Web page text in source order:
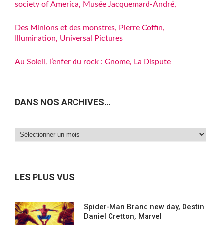
society of America, Musée Jacquemard-André,
Des Minions et des monstres, Pierre Coffin,
Illumination, Universal Pictures
Au Soleil, l’enfer du rock : Gnome, La Dispute
DANS NOS ARCHIVES…
Dans
LES PLUS VUS
Spider-Man Brand new day, Destin
Daniel Cretton, Marvel